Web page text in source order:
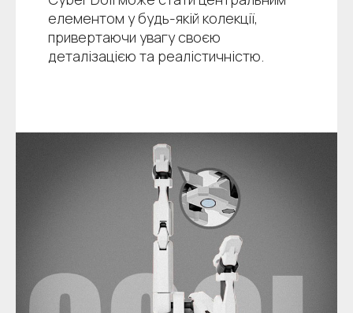
елементом у будь-якій колекції,
привертаючи увагу своєю
деталізацією та реалістичністю.